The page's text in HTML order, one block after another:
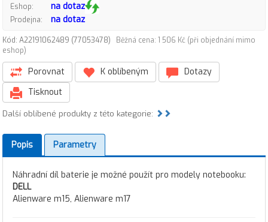
Eshop: na dotaz
Prodejna: na dotaz
Kód: A22191062489 (77053478)
Běžná cena: 1 506 Kč (při objednání mimo
eshop)
Porovnat K oblíbeným
Dotazy
Tisknout
Další oblíbené produkty z této kategorie:
Popis Parametry
Náhradní díl baterie je možné použít pro modely notebooku:
DELL
Alienware m15, Alienware m17